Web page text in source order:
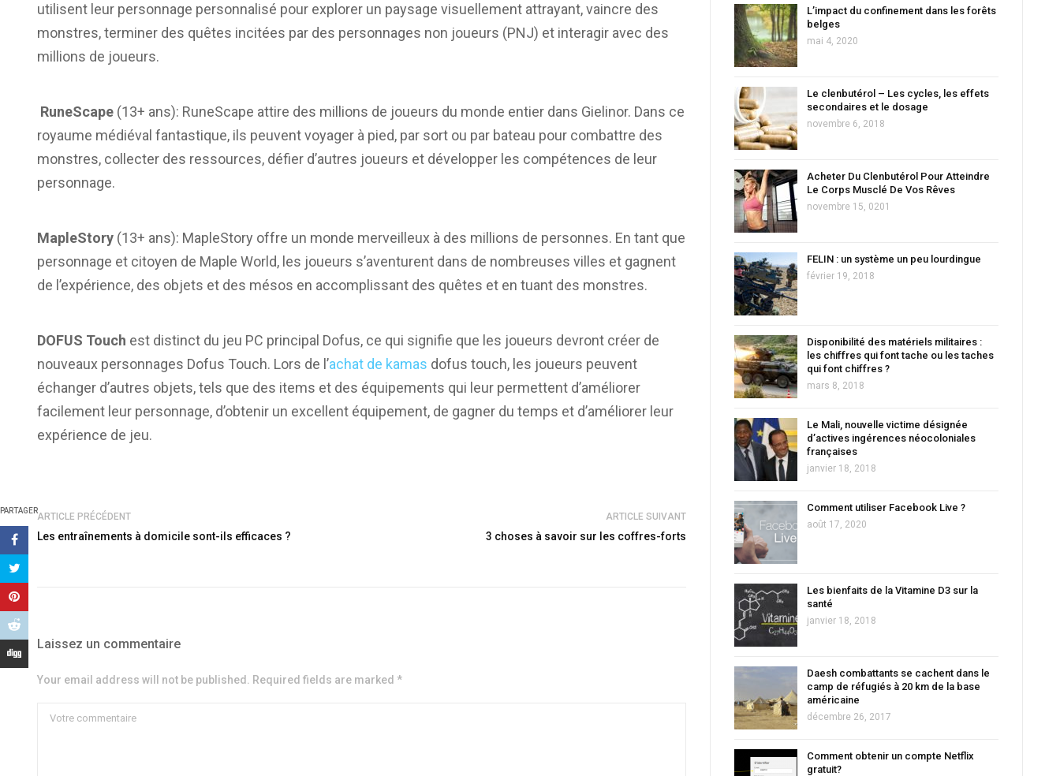
PARTAGER
utilisent leur personnage personnalisé pour explorer un paysage visuellement attrayant, vaincre des
monstres, terminer des quêtes incitées par des personnages non joueurs (PNJ) et interagir avec des
millions de joueurs.
RuneScape (13+ ans): RuneScape attire des millions de joueurs du monde entier dans Gielinor. Dans ce
royaume médiéval fantastique, ils peuvent voyager à pied, par sort ou par bateau pour combattre des
monstres, collecter des ressources, défier d’autres joueurs et développer les compétences de leur
personnage.
MapleStory (13+ ans): MapleStory offre un monde merveilleux à des millions de personnes. En tant que
personnage et citoyen de Maple World, les joueurs s’aventurent dans de nombreuses villes et gagnent
de l’expérience, des objets et des mésos en accomplissant des quêtes et en tuant des monstres.
DOFUS Touch est distinct du jeu PC principal Dofus, ce qui signifie que les joueurs devront créer de
nouveaux personnages Dofus Touch. Lors de l’achat de kamas dofus touch, les joueurs peuvent
échanger d’autres objets, tels que des items et des équipements qui leur permettent d’améliorer
facilement leur personnage, d’obtenir un excellent équipement, de gagner du temps et d’améliorer leur
expérience de jeu.
ARTICLE PRÉCÉDENT
Les entraînements à domicile sont-ils efficaces ?
ARTICLE SUIVANT
3 choses à savoir sur les coffres-forts
Laissez un commentaire
Your email address will not be published. Required fields are marked *
L’impact du confinement dans les forêts
belges
mai 4, 2020
Le clenbutérol – Les cycles, les effets
secondaires et le dosage
novembre 6, 2018
Acheter Du Clenbutérol Pour Atteindre
Le Corps Musclé De Vos Rêves
novembre 15, 0201
FELIN : un système un peu lourdingue
février 19, 2018
Disponibilité des matériels militaires :
les chiffres qui font tache ou les taches
qui font chiffres ?
mars 8, 2018
Le Mali, nouvelle victime désignée
d’actives ingérences néocoloniales
françaises
janvier 18, 2018
Comment utiliser Facebook Live ?
août 17, 2020
Les bienfaits de la Vitamine D3 sur la
santé
janvier 18, 2018
Daesh combattants se cachent dans le
camp de réfugiés à 20 km de la base
américaine
décembre 26, 2017
Comment obtenir un compte Netflix
gratuit?